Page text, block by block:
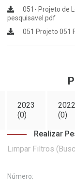
051- Projeto de
pesquisavel.pdf
051 Projeto 051
2023
(0)
2022
(0)
Realizar
Limpar Filtros
Número: